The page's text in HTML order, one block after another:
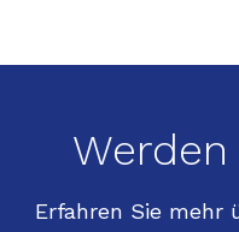
Erfahren Sie mehr